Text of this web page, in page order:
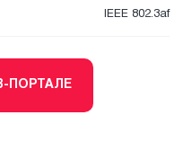
IEEE 802.3af
ПОРТАЛЕ